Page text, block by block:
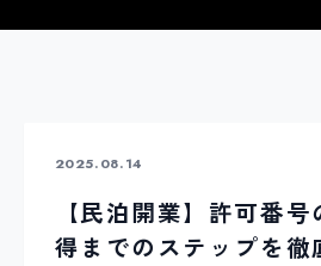
2025.08.14
【民泊開業】許可番
得までのステップを徹